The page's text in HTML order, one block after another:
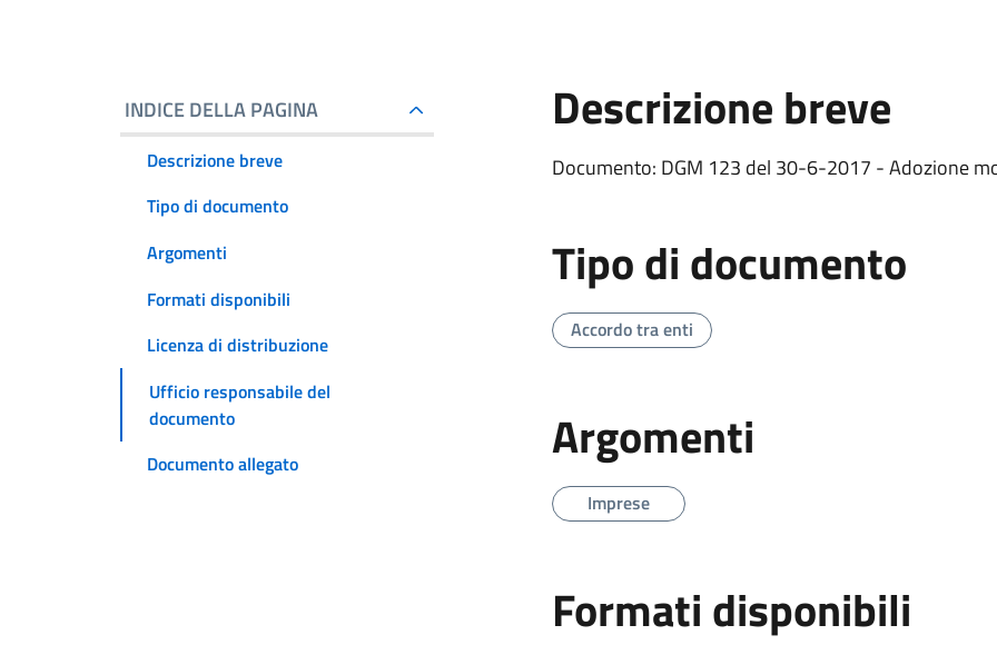
INDICE DELLA PAGINA
Descrizione breve
Tipo di documento
Argomenti
Formati disponibili
Licenza di distribuzione
Ufficio responsabile del
documento
Documento allegato
Descrizione breve
Documento: DGM 123 del 30-6-2017 - Adozione
Tipo di documento
Accordo tra enti
Argomenti
Imprese
Formati disponibili